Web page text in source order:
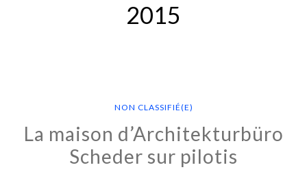
2015
NON CLASSIFIÉ(E)
La maison d’Architekturbüro
Scheder sur pilotis